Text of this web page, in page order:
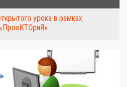
урока в рамках